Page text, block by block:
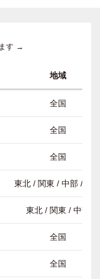
す →
地域
全国
全国
全国
東北 / 関東 / 中部 / 近
東北 / 関東 / 中部
全国
全国